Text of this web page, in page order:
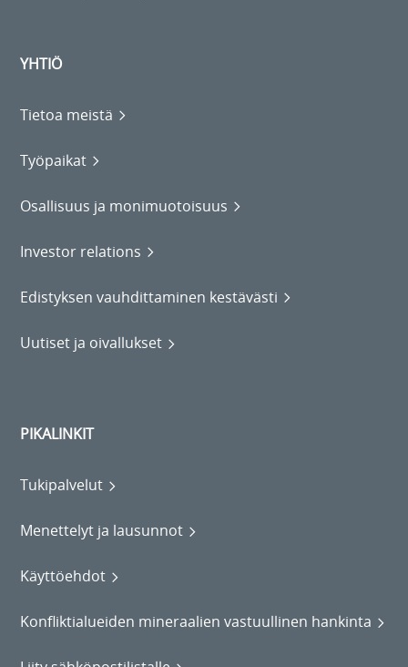
YHTIÖ
Tietoa meistä
Työpaikat
Osallisuus ja monimuotoisuus
Investor relations
Edistyksen vauhdittaminen kestävästi
Uutiset ja oivallukset
PIKALINKIT
Tukipalvelut
Menettelyt ja lausunnot
Käyttöehdot
Konfliktialueiden mineraalien vastuullinen hankinta